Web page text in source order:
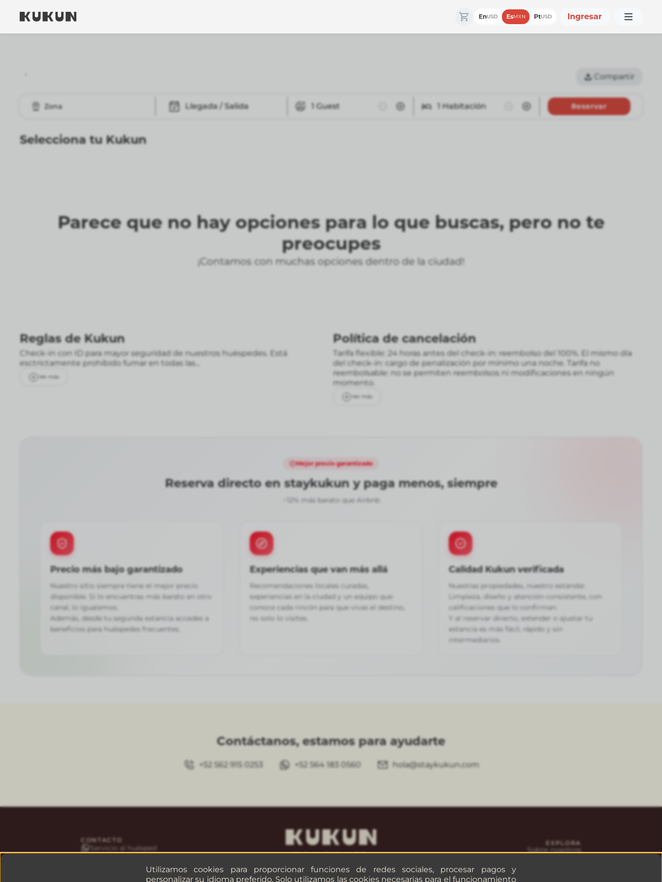
EnUSD EsMXN PtUSD Ingresar
Compartir
Llegada / Salida 1 Guest 1 Habitación Reservar
Selecciona tu Kukun
Parece que no hay opciones para lo que buscas, pero no te
preocupes
¡Contamos con muchas opciones dentro de la ciudad!
Reglas de Kukun
Check-in con ID para mayor seguridad de nuestros huéspedes. Está
esctrictamente prohibido fumar en todas las...
Ver más
Política de cancelación
Tarifa flexible: 24 horas antes del check-in: reembolso del 100%. El mismo día
del check-in: cargo de penalización por mínimo una noche.
Tarifa no
reembolsable: no se permiten reembolsos ni modificaciones en ningún
momento.
Ver más
Mejor precio garantizado
Reserva directo en staykukun y paga menos, siempre
~12% más barato que Airbnb
Precio más bajo garantizado
Nuestro sitio siempre tiene el mejor precio
disponible. Si lo encuentras más barato en otro
canal, lo igualamos.
Además, desde tu segunda estancia accedes a
beneficios para huéspedes frecuentes.
Experiencias que van más allá
Recomendaciones locales curadas,
experiencias en la ciudad y un equipo que
conoce cada rincón para que vivas el destino,
no solo lo visites.
Calidad Kukun verificada
Nuestras propiedades, nuestro estándar.
Limpieza, diseño y atención consistente, con
calificaciones que lo confirman.
Y al reservar directo, extender o ajustar tu
estancia es más fácil, rápido y sin
intermediarios.
Contáctanos, estamos para ayudarte
+52 562 915 0253 +52 564 183 0560 hola@staykukun.com
CONTACTO
Servicio al huésped
Empresas o grupos
EXPLORA
Sobre nosotros
Utilizamos cookies para proporcionar funciones de redes sociales, procesar pagos y
personalizar su idioma preferido. Solo utilizamos las cookies necesarias para el funcionamiento